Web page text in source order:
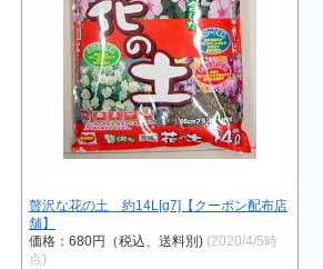
贅沢な花の土 約14L[g7]【クーポン配布店
舗】
価格：680円（税込、送料別) (2020/4/5時
点)